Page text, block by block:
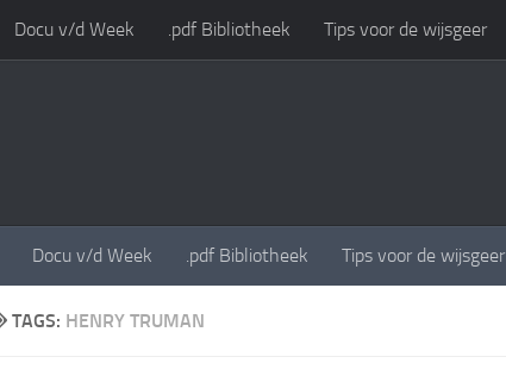
Docu v/d Week .pdf Bibliotheek Tips voor de wijsgeer
Docu v/d Week .pdf Bibliotheek Tips voor de wijsgeer
TAGS: HENRY TRUMAN